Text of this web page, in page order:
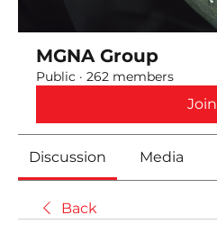
MGNA Group
Public · 262 members
Join
Discussion Media
Back